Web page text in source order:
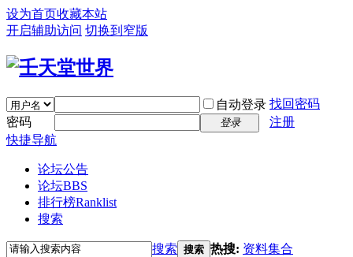
设为首页收藏本站
开启辅助访问 切换到窄版
自动登录 找回密码
密码
登录
注册
快捷导航
论坛公告
论坛BBS
排行榜Ranklist
搜索
搜索 搜索 热搜: 资料集合